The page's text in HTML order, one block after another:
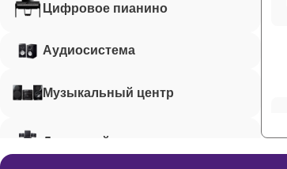
Цифровое пианино
Аудиосистема
Музыкальный центр
Домашний кинотеатр